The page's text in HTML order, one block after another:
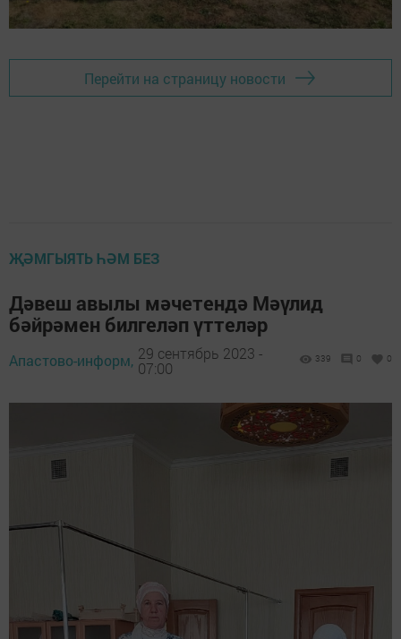
Перейти на страницу новости
ҖӘМГЫЯТЬ ҺӘМ БЕЗ
Дәвеш авылы мәчетендә Мәүлид
бәйрәмен билгеләп үттеләр
Апастово-информ, 29 сентябрь 2023 -
07:00
339 0 0